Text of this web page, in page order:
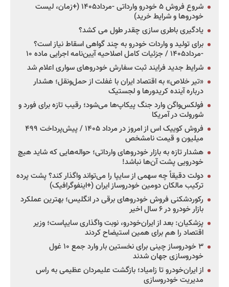
شروع فروش ۵ خودرو وارداتی -مرداد۱۴۰۵ (+زمان، لیست
خودروها و شرایط خرید)
یادگیری باطری سازی چقدر طول می کشد؟
برای تولید و واردات خودرو به چند گواهی اسقاط نیاز است؟
-مرداد۱۴۰۵ / جزئیات کامل اصلاحیه آیین‌نامه اجرایی ماده ۱۰
شرایط جدید فرایند ثبت سفارش خودروهای سواری اعلام شد
«تیر خلاص» به اقتصاد ایران با غفلت از حمل‌ونقل؛ هشدار
درباره آینده کریدورها و لجستیک
فولکس‌واگن وارد جنگ پیکاپ‌ها می‌شود؛ رقیب تازه برای فورد و
شورولت در آمریکا
فروش کوییک اس از امروز در مرداد ۱۴۰۵ / پیش‌پرداخت ۴۹۹
میلیون و قیمت نامشخص
هشدار تازه به بازار خودروهای وارداتی؛ حواله‌هایی که شاید هیچ
خودرویی پشت آن‌ها نباشد!
دولت دقیقاً چه سهمی از سایپا را می‌تواند واگذار کند؟ پشت پرده
ترکیب مالکان دومین خودروساز ایران (+اینفوگرافیک)
رکوردشکنی فروش خودروهای برقی در انگلیس؛ بهترین عملکرد
بازار خودرو در ۶ سال اخیر
پزشکیان: بعد از ایران‌خودرو، نوبت واگذاری سایپاست؛ وزیر
اقتصاد را هم برای همین استیضاح کردند
۳ خودروساز چینی برای نخستین بار وارد جمع ۱۰ غول
خودروسازی جهان شدند
از ایران‌خودرو تا زامیاد؛ بازگشت علیمردان عظیمی به راس
مدیریت خودروسازی